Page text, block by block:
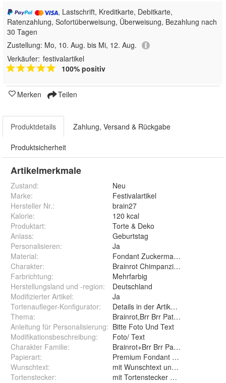
, Lastschrift, Kreditkarte, Debitkarte,
Ratenzahlung, Sofortüberweisung, Überweisung, Bezahlung nach
30 Tagen
Zustellung: Mo, 10. Aug. bis Mi, 12. Aug.
Verkäufer: festivalartikel
100% positiv
Merken Teilen
Produktdetails Zahlung, Versand & Rückgabe
Produktsicherheit
Artikelmerkmale
Zustand:
Neu
Marke:
Festivalartikel
Hersteller Nr.:
brain27
Kalorie:
120 kcal
Produktart:
Torte & Deko
Anlass:
Geburtstag
Personalisieren:
Ja
Material:
Fondant Zuckermasse Oblate
Charakter:
Brainrot Chimpanzini Bananini
Farbrichtung:
Mehrfarbig
Herstellungsland und -region:
Deutschland
Modifizierter Artikel:
Ja
Tortenaufleger-Konfigurator:
Details in der Artikelbeschreibung
Thema:
Brainrot,Brr Brr Patapim,Tung
Anleitung für Personalisierung: Bitte Foto Und Text
Modifikationsbeschreibung:
Foto/ Text
Charakter Familie:
Brainrot+Brr Brr Patapim+Tralalero
Papierart:
Wunschtext:
mit Wunschtext und ohne
Tortenstecker: